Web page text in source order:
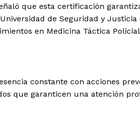
que esta certificación
de Seguridad y
en Medicina Táctica
constante con acciones
que garanticen una atención